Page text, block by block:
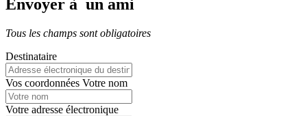
Envoyer à un ami
Tous les champs sont obligatoires
Destinataire
Vos coordonnées Votre nom
Votre adresse électronique